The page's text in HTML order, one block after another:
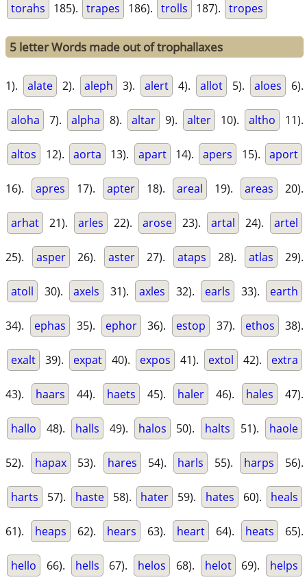
torahs 185). trapes 186). trolls 187). tropes
5 letter Words made out of trophallaxes
1). alate 2). aleph 3). alert 4). allot 5). aloes 6).
aloha 7). alpha 8). altar 9). alter 10). altho 11).
altos 12). aorta 13). apart 14). apers 15). aport
16). apres 17). apter 18). areal 19). areas 20).
arhat 21). arles 22). arose 23). artal 24). artel
25). asper 26). aster 27). ataps 28). atlas 29).
atoll 30). axels 31). axles 32). earls 33). earth
34). ephas 35). ephor 36). estop 37). ethos 38).
exalt 39). expat 40). expos 41). extol 42). extra
43). haars 44). haets 45). haler 46). hales 47).
hallo 48). halls 49). halos 50). halts 51). haole
52). hapax 53). hares 54). harls 55). harps 56).
harts 57). haste 58). hater 59). hates 60). heals
61). heaps 62). hears 63). heart 64). heats 65).
hello 66). hells 67). helos 68). helot 69). helps